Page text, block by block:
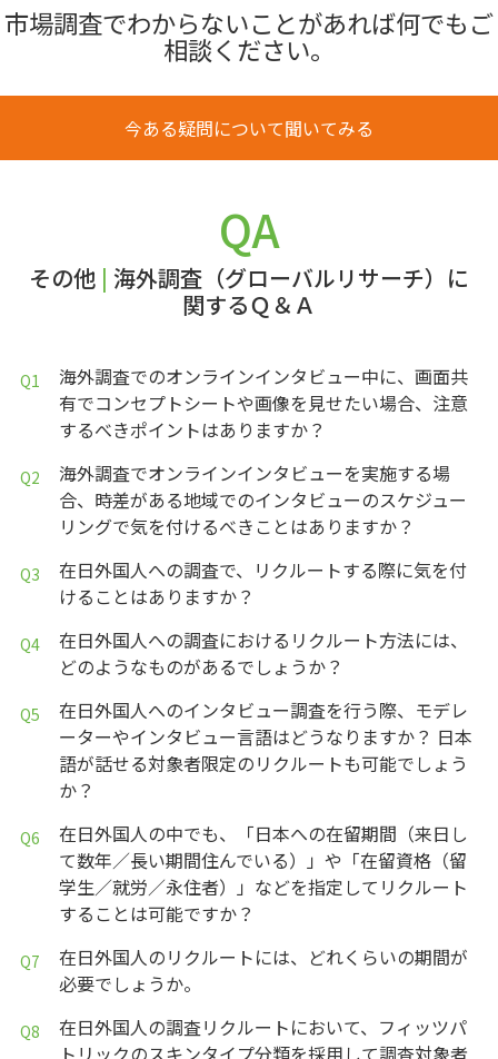
市場調査でわからないことがあれば何でもご
相談ください。
今ある疑問について聞いてみる
QA
その他 | 海外調査（グローバルリサーチ）に
関するＱ＆Ａ
海外調査でのオンラインインタビュー中に、画面共
有でコンセプトシートや画像を見せたい場合、注意
するべきポイントはありますか？
海外調査でオンラインインタビューを実施する場
合、時差がある地域でのインタビューのスケジュー
リングで気を付けるべきことはありますか？
在日外国人への調査で、リクルートする際に気を付
けることはありますか？
在日外国人への調査におけるリクルート方法には、
どのようなものがあるでしょうか？
在日外国人へのインタビュー調査を行う際、モデレ
ーターやインタビュー言語はどうなりますか？ 日本
語が話せる対象者限定のリクルートも可能でしょう
か？
在日外国人の中でも、「日本への在留期間（来日し
て数年／長い期間住んでいる）」や「在留資格（留
学生／就労／永住者）」などを指定してリクルート
することは可能ですか？
在日外国人のリクルートには、どれくらいの期間が
必要でしょうか。
在日外国人の調査リクルートにおいて、フィッツパ
トリックのスキンタイプ分類を採用して調査対象者